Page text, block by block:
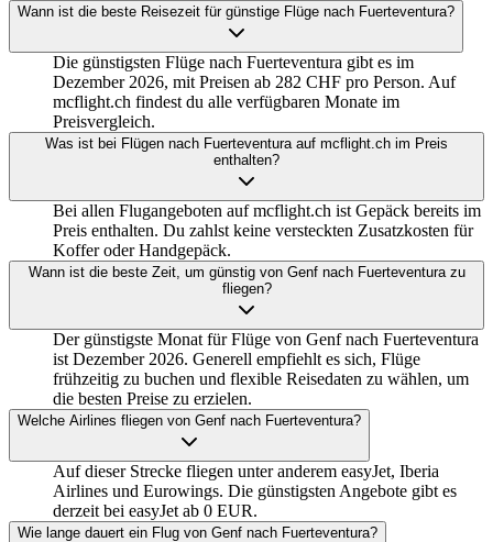
Wann ist die beste Reisezeit für günstige Flüge nach Fuerteventura?
Die günstigsten Flüge nach Fuerteventura gibt es im
Dezember 2026, mit Preisen ab 282 CHF pro Person. Auf
mcflight.ch findest du alle verfügbaren Monate im
Preisvergleich.
Was ist bei Flügen nach Fuerteventura auf mcflight.ch im Preis
enthalten?
Bei allen Flugangeboten auf mcflight.ch ist Gepäck bereits im
Preis enthalten. Du zahlst keine versteckten Zusatzkosten für
Koffer oder Handgepäck.
Wann ist die beste Zeit, um günstig von Genf nach Fuerteventura zu
fliegen?
Der günstigste Monat für Flüge von Genf nach Fuerteventura
ist Dezember 2026. Generell empfiehlt es sich, Flüge
frühzeitig zu buchen und flexible Reisedaten zu wählen, um
die besten Preise zu erzielen.
Welche Airlines fliegen von Genf nach Fuerteventura?
Auf dieser Strecke fliegen unter anderem easyJet, Iberia
Airlines und Eurowings. Die günstigsten Angebote gibt es
derzeit bei easyJet ab 0 EUR.
Wie lange dauert ein Flug von Genf nach Fuerteventura?